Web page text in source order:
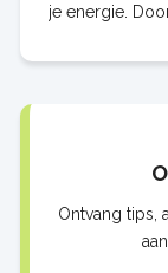
je energie.
Eveline ging
Ontvang tips,